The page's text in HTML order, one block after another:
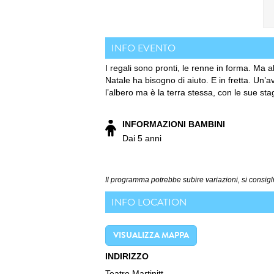
INFO EVENTO
I regali sono pronti, le renne in forma. Ma
Natale ha bisogno di aiuto. E in fretta.
l’albero ma è la terra stessa, con le sue
INFORMAZIONI BAMBINI
Dai 5 anni
Il programma potrebbe subire variazioni, si
INFO LOCATION
VISUALIZZA MAPPA
INDIRIZZO